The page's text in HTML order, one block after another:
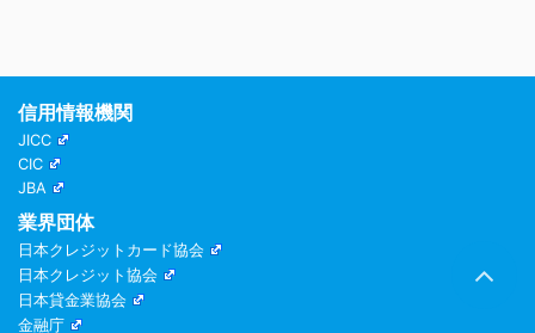
信用情報機関
JICC
CIC
JBA
業界団体
日本クレジットカード協会
日本クレジット協会
日本貸金業協会
金融庁